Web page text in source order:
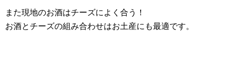
また現地のお酒はチーズによく合う！
お酒とチーズの組み合わせはお土産にも最適です。